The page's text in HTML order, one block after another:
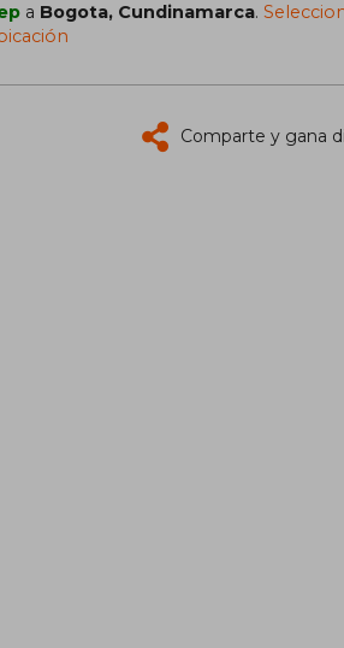
a Bogota, Cundinamarca.
Comparte y gana